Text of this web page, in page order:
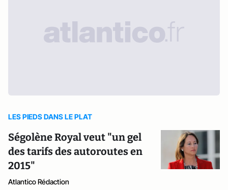
LES PIEDS DANS LE PLAT
Ségolène Royal veut "un gel
des tarifs des autoroutes en
2015"
Atlantico Rédaction